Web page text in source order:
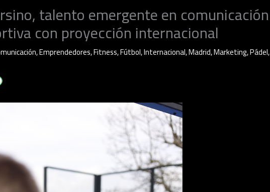
talento emergente en comunicación
con proyección internacional
,Emprendedores,Fitness,Fútbol,Internacional,Madrid,Marketing,Pádel,